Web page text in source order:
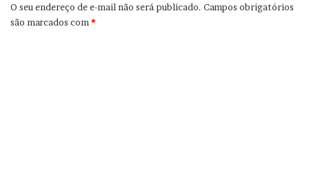
O seu endereço de e-mail não será publicado. Campos obrigatórios
são marcados com *